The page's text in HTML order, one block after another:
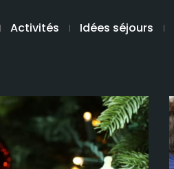
Activités Idées séjours